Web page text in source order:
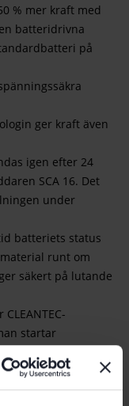
% mer kraft med
batteridrivna
på
ger kraft även
igen efter 24
SCA 16. Det
under
batteriets status
runt om
säkert på lutande
startar
i kombination